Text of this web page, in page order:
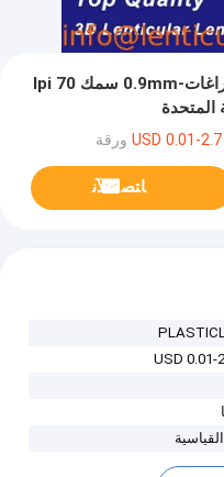
رخيصة عدسي ورقة 3D عدسي الفراغات-0.9mm سمك 70 lpi
المتحدة
ﺎﺘﺼﻟ ﺍﻶﻧ
USD 0.01-